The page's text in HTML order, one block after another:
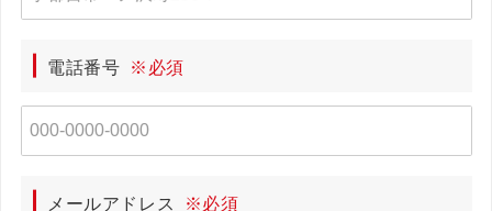
電話番号 ※必須
メールアドレス ※必須